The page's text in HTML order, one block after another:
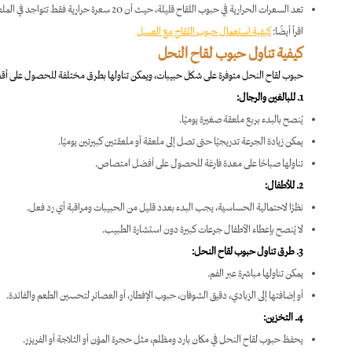
تعد السعرات الحرارية في حبوب اللقاح قليلة، حيث أن 20 سعرة حرارية فقط تتواجد في الملعقة الصغيرة من حبوب اللقاح.
اقرأ أيضًا:كيفية استعمال حبوب اللقاح مع العسل
كيفية تناول حبوب لقاح النحل
حبوب لقاح النحل متوفرة على شكل حبيبات، ويمكن تناولها بطرق مختلفة للحصول على
1. للبالغين والرجال:
يُنصح بالبدء بربع ملعقة صغيرة يوميًا.
يمكن زيادة الجرعة تدريجيًا حتى تصل إلى ملعقة أو ملعقتين كبيرتين يوميًا.
تناولها صباحًا على معدة فارغة للحصول على أفضل امتصاص.
2. للأطفال:
نظرًا لاحتمالية الحساسية، يجب البدء بعدد قليل من الحبيبات ومراقبة أي رد فعل.
لا يُنصح بإعطاء الأطفال جرعات كبيرة دون استشارة الطبيب.
3. طرق تناول حبوب لقاح النحل:
يمكن تناولها مباشرة عبر الفم.
أو إضافتها إلى الزبادي، دقيق الشوفان، حبوب الإفطار، أو العصائر لتحسين الطعم والفائدة.
4. التخزين:
يحفظ حبوب لقاح النحل في مكان بارد ومظلم، مثل حجرة المؤن أو الثلاجة أو الفريزر.